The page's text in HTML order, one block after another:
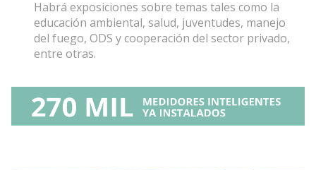
Habrá exposiciones sobre temas tales como la
educación ambiental, salud, juventudes, manejo
del fuego, ODS y cooperación del sector privado,
entre otras.